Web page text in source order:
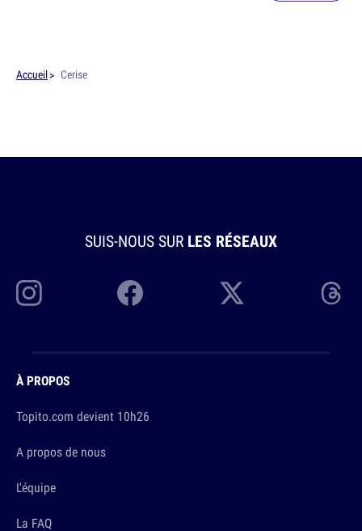
Accueil Cerise
SUIS-NOUS SUR LES RÉSEAUX
À PROPOS
Topito.com devient 10h26
A propos de nous
L'équipe
La FAQ